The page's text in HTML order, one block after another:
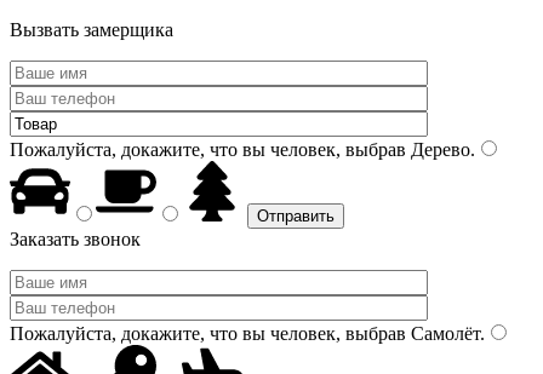
Вызвать замерщика
Пожалуйста, докажите, что вы человек, выбрав Дерево.
Заказать звонок
Пожалуйста, докажите, что вы человек, выбрав Самолёт.